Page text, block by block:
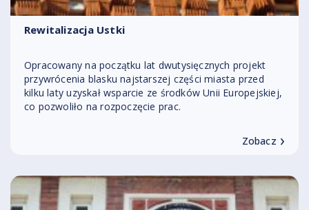
Rewitalizacja Ustki
Opracowany na początku lat dwutysięcznych projekt
przywrócenia blasku najstarszej części miasta przed
kilku laty uzyskał wsparcie ze środków Unii Europejskiej,
co pozwoliło na rozpoczęcie prac.
Zobacz ›